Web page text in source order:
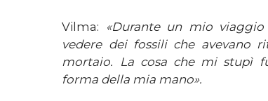
Vilma:
«Durante un mio
vedere dei fossili che avevano
mortaio. La cosa che mi stupì
forma della mia mano».